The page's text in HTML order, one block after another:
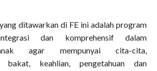
ditawarkan di FE ini adalah program
dan komprehensif dalam
agar mempunyai cita-cita,
bakat, keahlian, pengetahuan dan